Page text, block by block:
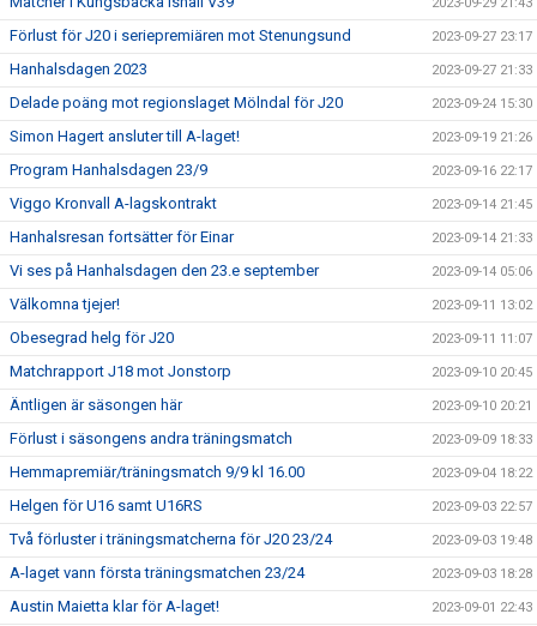
Förlust för J20 i seriepremiären mot Stenungsund 2023-09-27 23:17
Hanhalsdagen 2023 2023-09-27 21:33
Delade poäng mot regionslaget Mölndal för J20 2023-09-24 15:30
Simon Hagert ansluter till A-laget! 2023-09-19 21:26
Program Hanhalsdagen 23/9 2023-09-16 22:17
Viggo Kronvall A-lagskontrakt 2023-09-14 21:45
Hanhalsresan fortsätter för Einar 2023-09-14 21:33
Vi ses på Hanhalsdagen den 23.e september 2023-09-14 05:06
Välkomna tjejer! 2023-09-11 13:02
Obesegrad helg för J20 2023-09-11 11:07
Matchrapport J18 mot Jonstorp 2023-09-10 20:45
Äntligen är säsongen här 2023-09-10 20:21
Förlust i säsongens andra träningsmatch 2023-09-09 18:33
Hemmapremiär/träningsmatch 9/9 kl 16.00 2023-09-04 18:22
Helgen för U16 samt U16RS 2023-09-03 22:57
Två förluster i träningsmatcherna för J20 23/24 2023-09-03 19:48
A-laget vann första träningsmatchen 23/24 2023-09-03 18:28
Austin Maietta klar för A-laget! 2023-09-01 22:43